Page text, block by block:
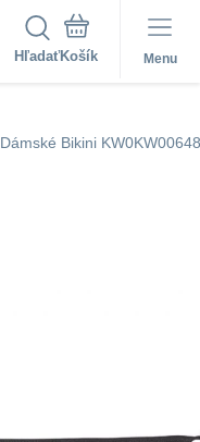
Hľadať Menu
Dámské Bikini